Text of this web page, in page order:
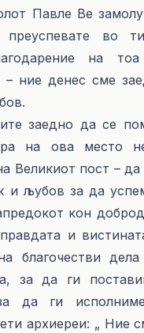
Павле Ве
во
на
– ние денес сме
заедно да се
на ова место
Великиот пост –
и љубов за да
кон
и
благочестви
за да ги
да ги
архиереи: „ Ние